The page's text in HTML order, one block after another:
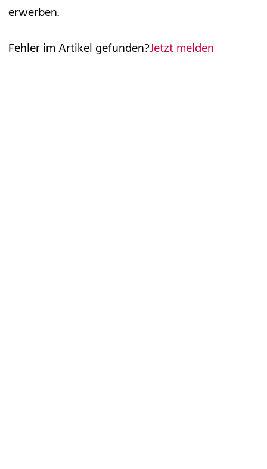
erwerben.
Fehler im Artikel gefunden?Jetzt melden